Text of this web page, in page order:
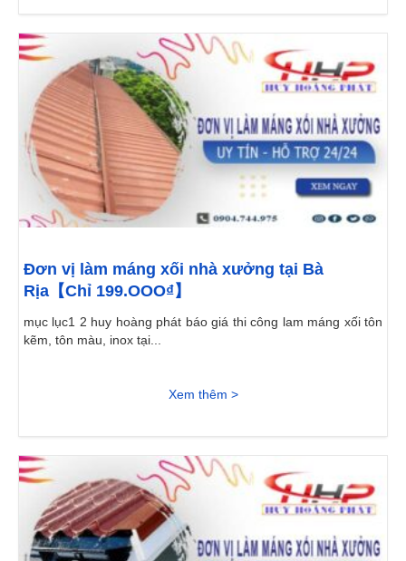
Đơn vị làm máng xối nhà xưởng tại Bà
Rịa【Chỉ 199.OOO₫】
mục lục1 2 huy hoàng phát báo giá thi công lam máng xối tôn
kẽm, tôn màu, inox tại...
Xem thêm >